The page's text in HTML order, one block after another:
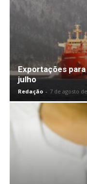
Exportações
julho
Redação - 7 de agosto